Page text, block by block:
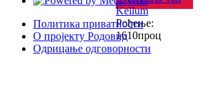
Kellum
Рођење:
1610проц
Политика приватности
О пројекту Родовид
Одрицање одговорности